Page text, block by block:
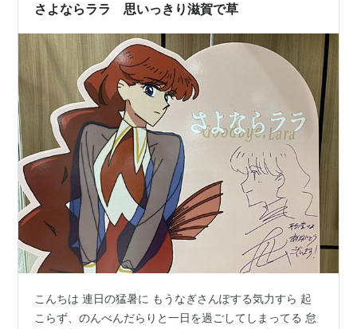
さよならララ 思いっきり滋賀で草
こんちは 連日の猛暑に もうなぎさんぽする気力すら 起
こらず、のんべんだらりと一日を過ごしてしまってる 怠